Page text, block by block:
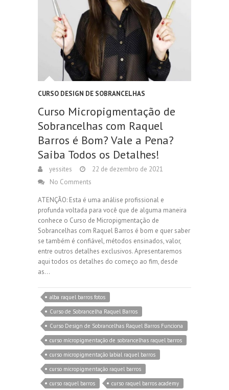
CURSO DESIGN DE SOBRANCELHAS
Curso Micropigmentação de
Sobrancelhas com Raquel
Barros é Bom? Vale a Pena?
Saiba Todos os Detalhes!
yessites
22 de dezembro de 2021
No Comments
ATENÇÃO: Esta é uma análise profissional e
profunda voltada para você que de alguma maneira
conhece o Curso de Micropigmentação de
Sobrancelhas com Raquel Barros é bom e quer saber
se também é confiável, métodos ensinados, valor,
entre outros detalhes exclusivos. Apresentaremos
aqui todos os detalhes do começo ao fim, desde
as…
alba raquel barros fotos
Curso de Sobrancelha Raquel Barros
Curso Design de Sobrancelhas Raquel Barros Funciona
curso micropigmentação de sobrancelhas raquel barros
curso micropigmentação labial raquel barros
curso micropigmentação raquel barros
curso raquel barros
curso raquel barros academy